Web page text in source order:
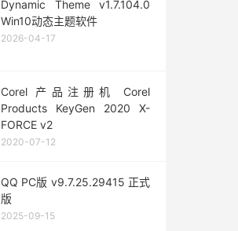
Dynamic Theme v1.7.104.0
Win10动态主题软件
2026-04-17
Corel 产品注册机 Corel
Products KeyGen 2020 X-
FORCE v2
2020-07-12
QQ PC版 v9.7.25.29415 正式
版
2025-09-15